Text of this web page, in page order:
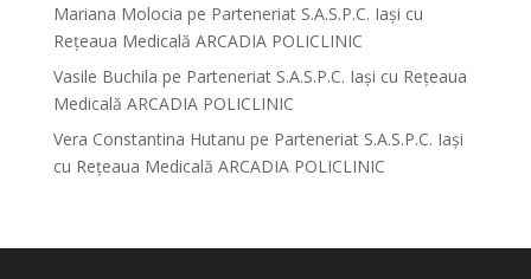
Mariana Molocia pe Parteneriat S.A.S.P.C. Iași cu
Rețeaua Medicală ARCADIA POLICLINIC
Vasile Buchila pe Parteneriat S.A.S.P.C. Iași cu Rețeaua
Medicală ARCADIA POLICLINIC
Vera Constantina Hutanu pe Parteneriat S.A.S.P.C. Iași
cu Rețeaua Medicală ARCADIA POLICLINIC